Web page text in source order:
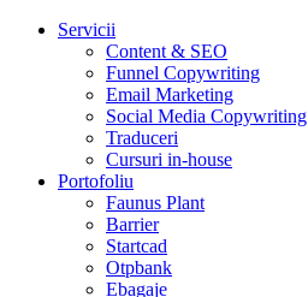
Servicii
Content & SEO
Funnel Copywriting
Email Marketing
Social Media Copywriting
Traduceri
Cursuri in-house
Portofoliu
Faunus Plant
Barrier
Startcad
Otpbank
Ebagaje